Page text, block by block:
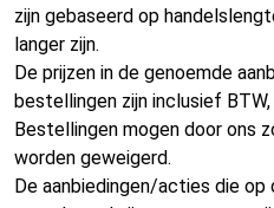
zijn gebaseerd op
langer zijn.
De prijzen in de genoemde
bestellingen zijn inclusief
Bestellingen mogen door ons
worden geweigerd.
De aanbiedingen/acties die